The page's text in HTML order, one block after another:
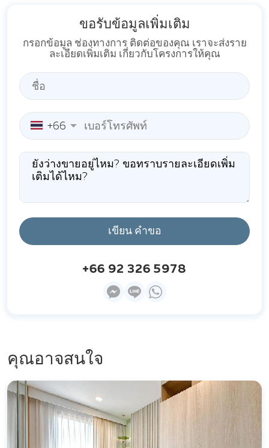
ขอรับข้อมูลเพิ่มเติม
กรอกข้อมูล ช่องทางการ ติดต่อของคุณ เราจะส่งราย
ละเอียดเพิ่มเติม เกี่ยวกับโครงการให้คุณ
+66
เขียน คำขอ
+66 92 326 5978
คุณอาจสนใจ